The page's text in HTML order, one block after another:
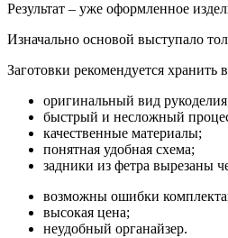
Результат – уже оформленное
Изначально основой выступало
Заготовки рекомендуется хранить
оригинальный вид
быстрый и несложный
качественные материалы;
понятная удобная схема;
задники из фетра вырезаны
возможны ошибки
высокая цена;
неудобный органайзер.